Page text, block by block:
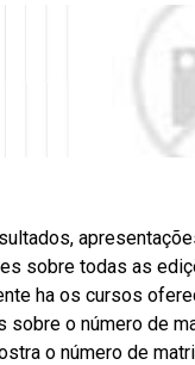
sobre todas as
ha os cursos
sobre o número de
o número de